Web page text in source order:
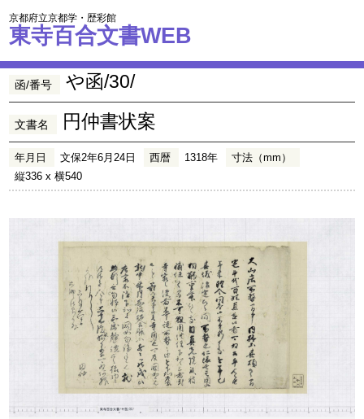
京都府立京都学・歴彩館
東寺百合文書WEB
函/番号 や函/30/
文書名 円仲書状案
年月日 文保2年6月24日 西暦 1318年
寸法（mm）
縦336 x 横540